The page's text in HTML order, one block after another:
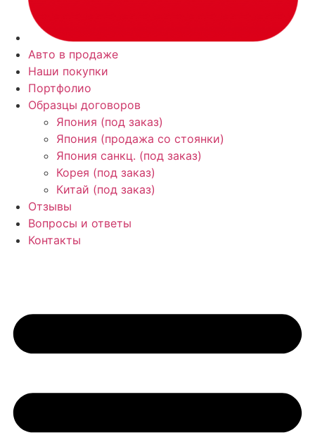
Авто в продаже
Наши покупки
Портфолио
Образцы договоров
Япония (под заказ)
Япония (продажа со стоянки)
Япония санкц. (под заказ)
Корея (под заказ)
Китай (под заказ)
Отзывы
Вопросы и ответы
Контакты